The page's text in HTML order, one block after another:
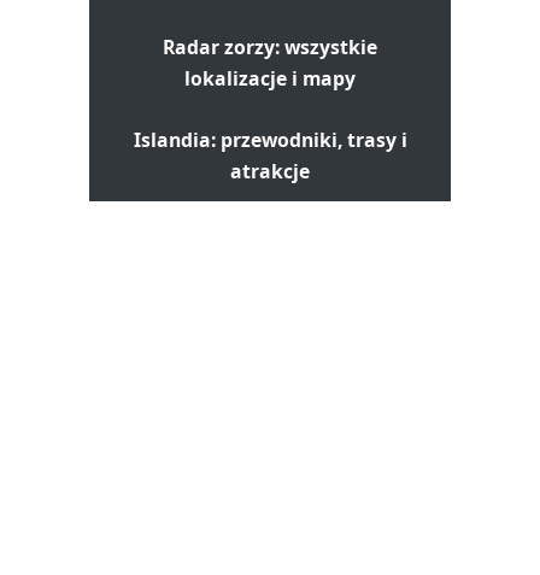
Radar zorzy: wszystkie
lokalizacje i mapy
Islandia: przewodniki, trasy i
atrakcje